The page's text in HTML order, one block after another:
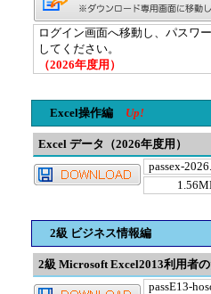
ログイン画面へ移動し、パスワ
してください。
（2026年度用）
Excel操作編 Up!
Excel データ（2026年度用）
passex-
2級 ビジネス情報編
2級 Microsoft Excel2013利用者
passE13-